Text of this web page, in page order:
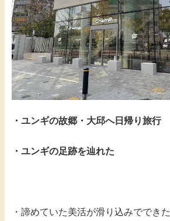
・ユンギの故郷・大邱へ日帰り旅行
・ユンギの足跡を辿れた
・諦めていた美活が滑り込みでできた